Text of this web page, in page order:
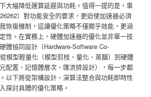
大幅降低運算延遲與功耗。值得一提的是，車
）對功能安全的要求，更迫使加速器必須
恢復機制，這讓優化策略不僅關乎效能，更涵
性。在實務上，硬體加速器的優化並非單一技
體協同設計（Hardware-Software Co-
模型輕量化（模型剪枝、量化、蒸餾）到硬體
配置、記憶體層次、匯流排設計），每一步都
以下將從架構設計、演算法整合與功耗即時性
探討具體的優化策略。